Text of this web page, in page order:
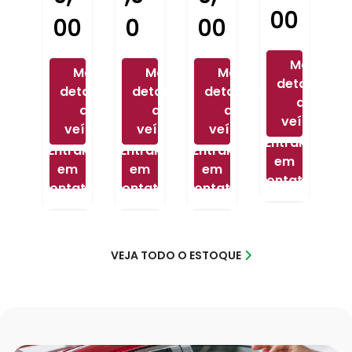
00
Mais
detalhes
do
veículo
Entrar
em
contato
00
Mais
detalhes
do
veículo
Entrar
em
contato
0
Mais
detalhes
do
veículo
Entrar
em
contato
00
Mais
detalhes
do
veículo
Entrar
em
contato
VEJA TODO O ESTOQUE